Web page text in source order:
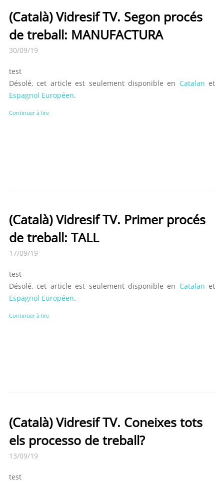
(Català) Vidresif TV. Segon procés
de treball: MANUFACTURA
30/09/19
test
Désolé, cet article est seulement disponible en Catalan et
Espagnol Européen.
Continuer à lire
(Català) Vidresif TV. Primer procés
de treball: TALL
17/09/19
test
Désolé, cet article est seulement disponible en Catalan et
Espagnol Européen.
Continuer à lire
(Català) Vidresif TV. Coneixes tots
els processo de treball?
13/09/19
test